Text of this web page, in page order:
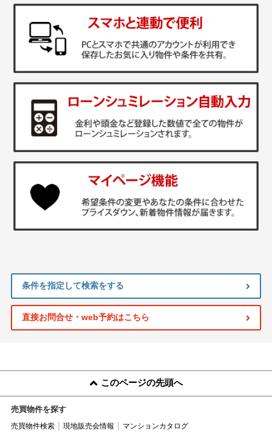
条件を指定して検索をする
直接お問合せ・web予約はこちら
このページの先頭へ
売買物件を探す
売買物件検索 現地販売会情報 マンションカタログ